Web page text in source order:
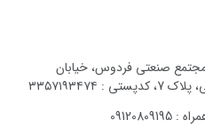
مجتمع صنعتی فردوس، خیابان
۳۳۵۷۱۹۳۴۷۴